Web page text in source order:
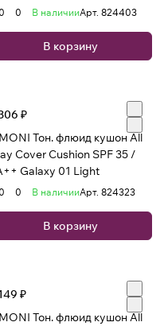
Medium***
0 В наличииАрт. 824403
В корзину
₽
Тон. флюид кушон All
Cover Cushion SPF 35 /
Galaxy 01 Light
0 В наличииАрт. 824323
В корзину
₽
Тон. флюид кушон All